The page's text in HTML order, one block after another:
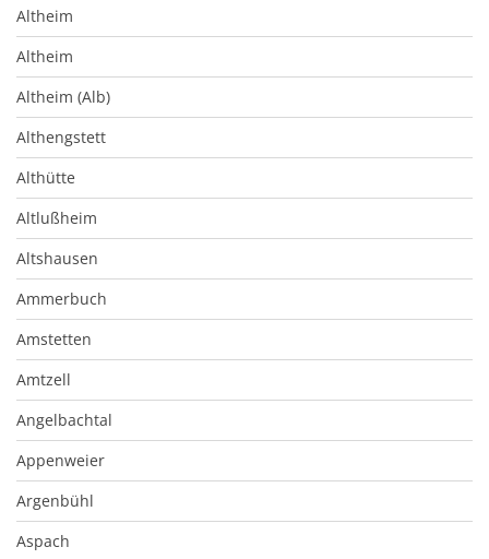
Altheim
Altheim
Altheim (Alb)
Althengstett
Althütte
Altlußheim
Altshausen
Ammerbuch
Amstetten
Amtzell
Angelbachtal
Appenweier
Argenbühl
Aspach